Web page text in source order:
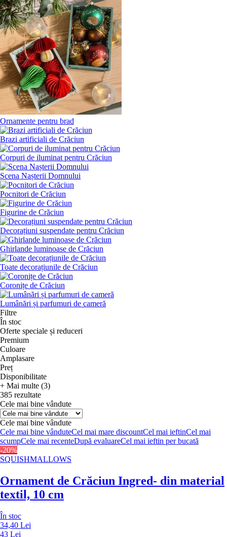
Ornamente pentru brad
Brazi artificiali de Crăciun
Corpuri de iluminat pentru Crăciun
Scena Nașterii Domnului
Pocnitori de Crăciun
Figurine de Crăciun
Decorațiuni suspendate pentru Crăciun
Ghirlande luminoase de Crăciun
Toate decorațiunile de Crăciun
Coronițe de Crăciun
Lumânări și parfumuri de cameră
Filtre
În stoc
Oferte speciale și reduceri
Premium
Culoare
Amplasare
Preț
Disponibilitate
+ Mai multe (3)
385 rezultate
Cele mai bine vândute
Cele mai bine vândute
Cele mai bine vânduteCel mai mare discountCel mai ieftinCel mai
scumpCele mai recenteDupă evaluareCel mai ieftin per bucată
-20%
SQUISHMALLOWS
Ornament de Crăciun Ingred- din material
textil, 10 cm
În stoc
34,40 Lei
43 Lei